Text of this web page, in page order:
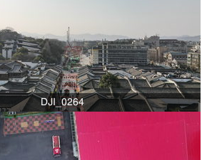
DJI_0264